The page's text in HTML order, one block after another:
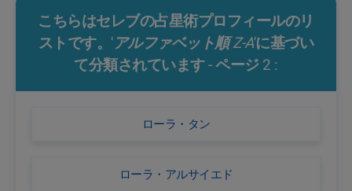
こちらはセレブの占星術プロフィールのリ
ストです。'アルファベット順 Z-A'に基づい
て分類されています - ページ 2 :
ローラ・タン
ローラ・アルサイエド